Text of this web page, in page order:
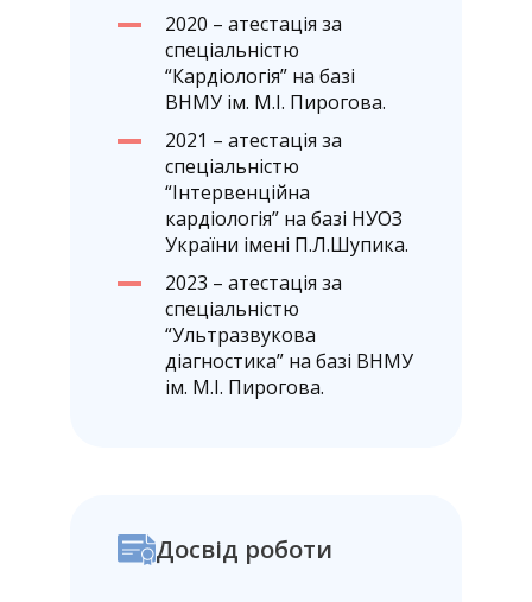
2020 – атестація за
спеціальністю
“Кардіологія” на базі
ВНМУ ім. М.І. Пирогова.
2021 – атестація за
спеціальністю
“Інтервенційна
кардіологія” на базі НУОЗ
України імені П.Л.Шупика.
2023 – атестація за
спеціальністю
“Ультразвукова
діагностика” на базі ВНМУ
ім. М.І. Пирогова.
Досвід роботи